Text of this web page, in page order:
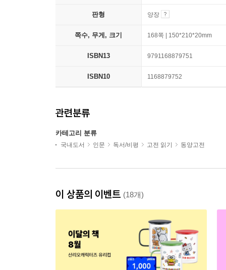
판형 양장
쪽수, 무게, 크기 168쪽 | 150*210*20mm
ISBN13 9791168879751
ISBN10 1168879752
관련분류
카테고리 분류
국내도서 인문 독서/비평 고전 읽기 동양고전
이 상품의 이벤트 (18개)